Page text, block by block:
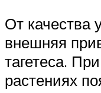
От качества
внешняя
тагетеса.
растениях